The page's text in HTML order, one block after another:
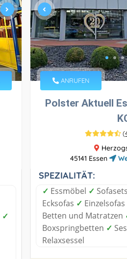
✓
ANRUFEN
Polster Aktuell
(
45141 Essen
SPEZIALITÄT:
✓ Essmöbel ✓ Sofasets
Ecksofas ✓ Einzelsofas
Betten und Matratzen
Boxspringbetten ✓
Relaxsessel